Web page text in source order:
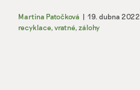
Martina Patočková | 19. dubna 2022
recyklace, vratné, zálohy